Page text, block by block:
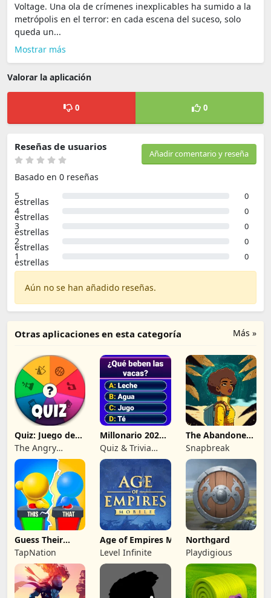
Voltage. Una ola de crímenes inexplicables ha sumido a la
metrópolis en el terror: en cada escena del suceso, solo
queda un...
Mostrar más
Valorar la aplicación
0 0
Añadir comentario y reseña
Reseñas de usuarios
Basado en 0 reseñas
5
estrellas 0
4
estrellas 0
3
estrellas 0
2
estrellas 0
1
estrellas 0
Aún no se han añadido reseñas.
Más »
Otras aplicaciones en esta categoría
Quiz: Juego de
Preguntas
The Angry
Kraken
Millonario 2026:
trivia quiz
Quiz & Trivia
Games by
Submarine Apps
The Abandoned
Planet
Snapbreak
Guess Their
Answer - IQ
Games
TapNation
Age of Empires Mobile
Level Infinite
Northgard
Playdigious